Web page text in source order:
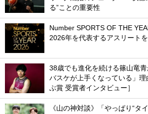
る”ことの重要性
Number SPORTS OF THE
2026年を代表するアスリート
38歳でも進化を続ける篠山竜
バスケが上手くなっている」
ぶ賞 受賞者インタビュー］
《山の神対談》「やっぱり“タ